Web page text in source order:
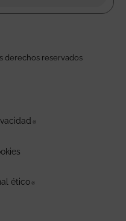
derechos reservados
ético